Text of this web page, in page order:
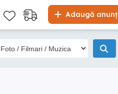
Adaugă anunț